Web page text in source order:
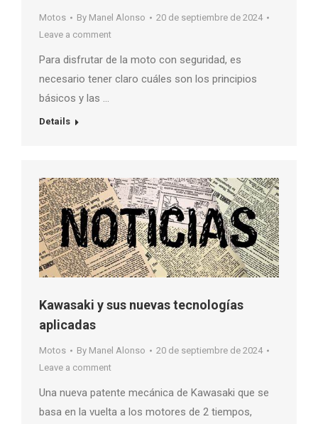
Motos By Manel Alonso
20 de septiembre de 2024
Leave a comment
Para disfrutar de la moto con seguridad, es
necesario tener claro cuáles son los principios
básicos y las …
Details
Kawasaki y sus nuevas tecnologías
aplicadas
Motos By Manel Alonso
20 de septiembre de 2024
Leave a comment
Una nueva patente mecánica de Kawasaki que se
basa en la vuelta a los motores de 2 tiempos,